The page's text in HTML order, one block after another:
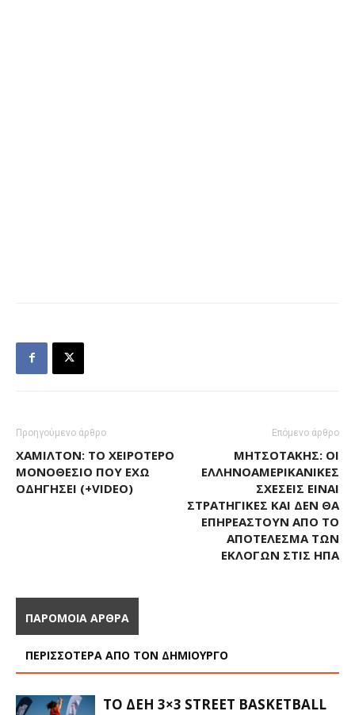
Προηγούμενο άρθρο
ΧΆΜΙΛΤΟΝ: ΤΟ ΧΕΙΡΌΤΕΡΟ
ΜΟΝΟΘΈΣΙΟ ΠΟΥ ΈΧΩ
ΟΔΗΓΉΣΕΙ (+VIDEO)
Επόμενο άρθρο
ΜΗΤΣΟΤΆΚΗΣ: ΟΙ
ΕΛΛΗΝΟΑΜΕΡΙΚΑΝΙΚΈΣ
ΣΧΈΣΕΙΣ ΕΊΝΑΙ
ΣΤΡΑΤΗΓΙΚΈΣ ΚΑΙ ΔΕΝ ΘΑ
ΕΠΗΡΕΑΣΤΟΎΝ ΑΠΌ ΤΟ
ΑΠΟΤΈΛΕΣΜΑ ΤΩΝ
ΕΚΛΟΓΏΝ ΣΤΙΣ ΗΠΑ
ΠΑΡΟΜΟΙΑ ΑΡΘΡΑ
ΠΕΡΙΣΣΟΤΕΡΑ ΑΠΟ ΤΟΝ ΔΗΜΙΟΥΡΓΟ
ΤΟ ΔΕΗ 3×3 STREET BASKETBALL